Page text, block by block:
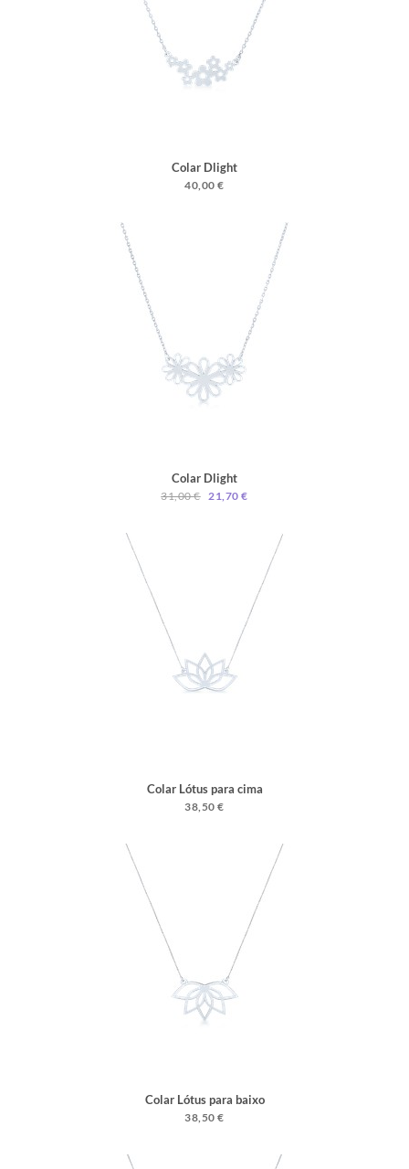
Colar Dlight
40,00 €
Colar Dlight
31,00 € 21,70 €
Colar Lótus para cima
38,50 €
Colar Lótus para baixo
38,50 €